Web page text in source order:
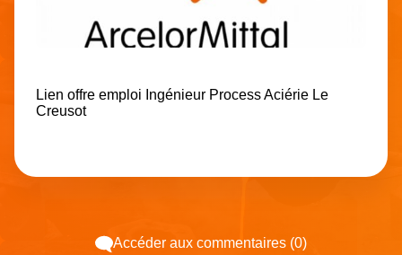
Lien offre emploi Ingénieur Process Aciérie Le
Creusot
Accéder aux commentaires (0)